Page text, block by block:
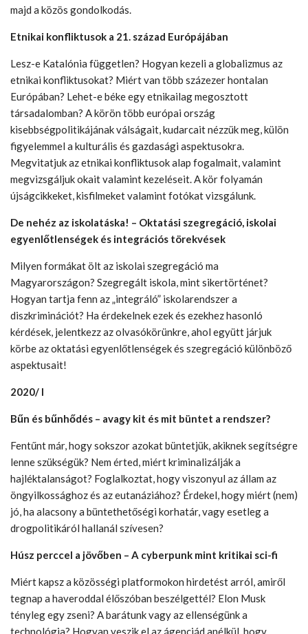
majd a közös gondolkodás.
Etnikai konfliktusok a 21. század Európájában
Lesz-e Katalónia független? Hogyan kezeli a globalizmus az
etnikai konfliktusokat? Miért van több százezer hontalan
Európában? Lehet-e béke egy etnikailag megosztott
társadalomban? A körön több európai ország
kisebbségpolitikájának válságait, kudarcait nézzük meg, külön
figyelemmel a kulturális és gazdasági aspektusokra.
Megvitatjuk az etnikai konfliktusok alap fogalmait, valamint
megvizsgáljuk okait valamint kezeléseit. A kör folyamán
újságcikkeket, kisfilmeket valamint fotókat vizsgálunk.
De nehéz az iskolatáska! – Oktatási szegregáció, iskolai
egyenlőtlenségek és integrációs törekvések
Milyen formákat ölt az iskolai szegregáció ma
Magyarországon? Szegregált iskola, mint sikertörténet?
Hogyan tartja fenn az „integráló” iskolarendszer a
diszkriminációt? Ha érdekelnek ezek és ezekhez hasonló
kérdések, jelentkezz az olvasókörünkre, ahol együtt járjuk
körbe az oktatási egyenlőtlenségek és szegregáció különböző
aspektusait!
2020/ I
Bűn és bűnhődés – avagy kit és mit büntet a rendszer?
Fentűnt már, hogy sokszor azokat büntetjük, akiknek segítségre
lenne szükségük? Nem érted, miért kriminalizálják a
hajléktalanságot? Foglalkoztat, hogy viszonyul az állam az
öngyilkossághoz és az eutanáziához? Érdekel, hogy miért (nem)
jó, ha alacsony a büntethetőségi korhatár, vagy esetleg a
drogpolitikáról hallanál szívesen?
Húsz perccel a jövőben – A cyberpunk mint kritikai sci-fi
Miért kapsz a közösségi platformokon hirdetést arról, amiről
tegnap a haveroddal élőszóban beszélgettél? Elon Musk
tényleg egy zseni? A barátunk vagy az ellenségünk a
technológia? Hogyan veszik el az ágenciád anélkül, hogy